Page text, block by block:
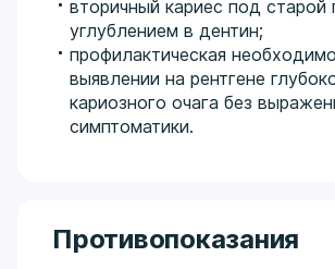
вторичный кариес под старой
углублением в дентин;
профилактическая
выявлении на рентгене
кариозного очага без
симптоматики.
Противопоказания